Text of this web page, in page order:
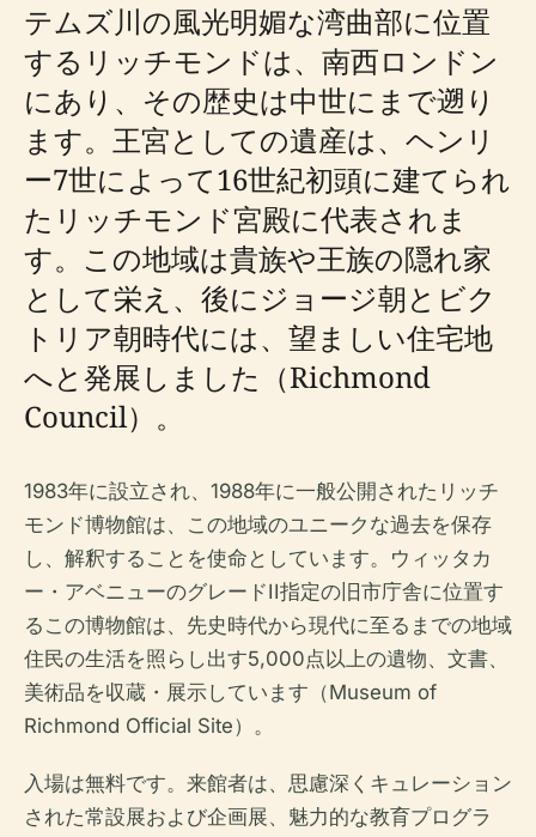
テムズ川の風光明媚な湾曲部に位置
するリッチモンドは、南西ロンドン
にあり、その歴史は中世にまで遡り
ます。王宮としての遺産は、ヘンリ
ー7世によって16世紀初頭に建てられ
たリッチモンド宮殿に代表されま
す。この地域は貴族や王族の隠れ家
として栄え、後にジョージ朝とビク
トリア朝時代には、望ましい住宅地
へと発展しました（Richmond
Council）。
1983年に設立され、1988年に一般公開されたリッチ
モンド博物館は、この地域のユニークな過去を保存
し、解釈することを使命としています。ウィッタカ
ー・アベニューのグレードII指定の旧市庁舎に位置す
るこの博物館は、先史時代から現代に至るまでの地域
住民の生活を照らし出す5,000点以上の遺物、文書、
美術品を収蔵・展示しています（Museum of
Richmond Official Site）。
入場は無料です。来館者は、思慮深くキュレーション
された常設展および企画展、魅力的な教育プログラ